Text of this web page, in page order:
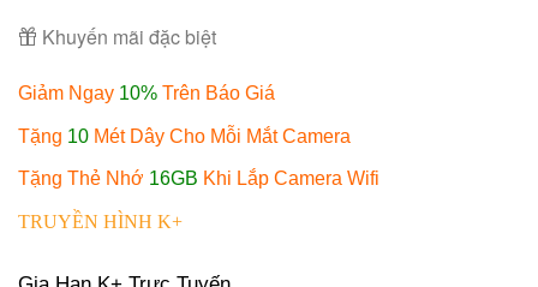
Khuyến mãi đặc biệt
Giảm Ngay 10% Trên Báo Giá
Tặng 10 Mét Dây Cho Mỗi Mắt Camera
Tặng Thẻ Nhớ 16GB Khi Lắp Camera Wifi
TRUYỀN HÌNH K+